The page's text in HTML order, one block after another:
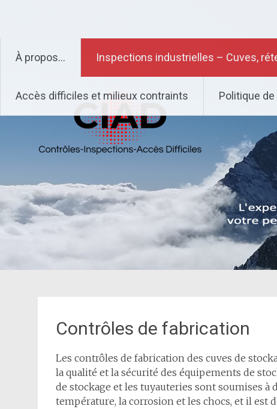
contenu
principal
À propos… Inspections industrielles – Cuves,
Accès difficiles et milieux contraints Politique
Contrôles de fabrication
Les contrôles de fabrication des cuves de
la qualité et la sécurité des équipements de
de stockage et les tuyauteries sont soumises à
température, la corrosion et les chocs, et il est